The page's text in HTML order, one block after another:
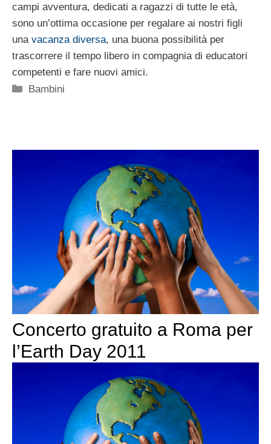
campi avventura, dedicati a ragazzi di tutte le età,
sono un’ottima occasione per regalare ai nostri figli
una vacanza diversa, una buona possibilità per
trascorrere il tempo libero in compagnia di educatori
competenti e fare nuovi amici.
Categorie
Bambini
Concerto gratuito a Roma per
l’Earth Day 2011